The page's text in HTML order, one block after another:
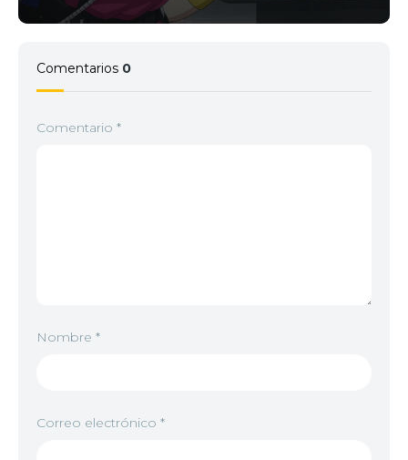
Comentarios 0
Comentario *
Nombre *
Correo electrónico *